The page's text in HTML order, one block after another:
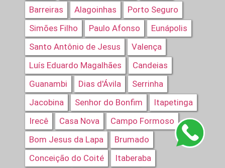
Barreiras
Alagoinhas
Porto Seguro
Simões Filho
Paulo Afonso
Eunápolis
Santo Antônio de Jesus
Valença
Luís Eduardo Magalhães
Candeias
Guanambi
Dias d'Ávila
Serrinha
Jacobina
Senhor do Bonfim
Itapetinga
Irecê
Casa Nova
Campo Formoso
Bom Jesus da Lapa
Brumado
Conceição do Coité
Itaberaba